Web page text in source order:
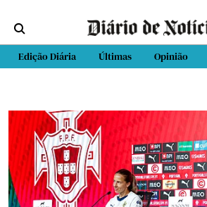
Edição Diária Últimas Opinião